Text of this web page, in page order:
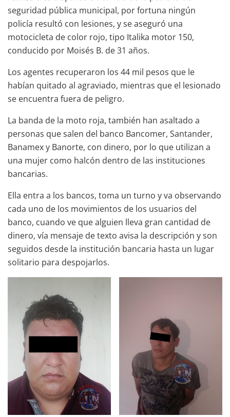
seguridad pública municipal, por fortuna ningún
policía resultó con lesiones, y se aseguró una
motocicleta de color rojo, tipo Italika motor 150,
conducido por Moisés B. de 31 años.
Los agentes recuperaron los 44 mil pesos que le
habían quitado al agraviado, mientras que el lesionado
se encuentra fuera de peligro.
La banda de la moto roja, también han asaltado a
personas que salen del banco Bancomer, Santander,
Banamex y Banorte, con dinero, por lo que utilizan a
una mujer como halcón dentro de las instituciones
bancarias.
Ella entra a los bancos, toma un turno y va observando
cada uno de los movimientos de los usuarios del
banco, cuando ve que alguien lleva gran cantidad de
dinero, vía mensaje de texto avisa la descripción y son
seguidos desde la institución bancaria hasta un lugar
solitario para despojarlos.